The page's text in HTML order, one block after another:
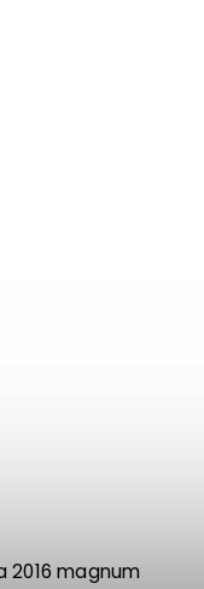
2016 magnum